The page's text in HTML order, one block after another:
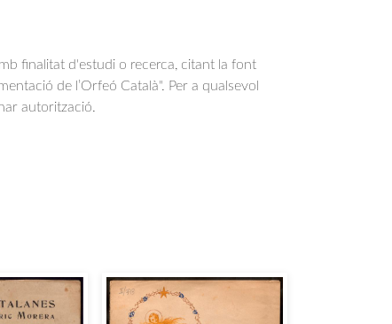
finalitat d'estudi o recerca, citant la font
de l’Orfeó Català". Per a qualsevol
autorització.